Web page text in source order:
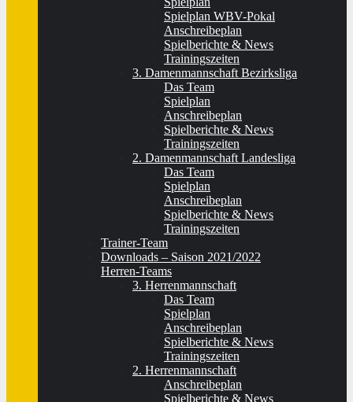
Spielplan WBV-Pokal
Anschreibeplan
Spielberichte & News
Trainingszeiten
3. Damenmannschaft Bezirksliga
Das Team
Spielplan
Anschreibeplan
Spielberichte & News
Trainingszeiten
2. Damenmannschaft Landesliga
Das Team
Spielplan
Anschreibeplan
Spielberichte & News
Trainingszeiten
Trainer-Team
Downloads – Saison 2021/2022
Herren-Teams
3. Herrenmannschaft
Das Team
Spielplan
Anschreibeplan
Spielberichte & News
Trainingszeiten
2. Herrenmannschaft
Anschreibeplan
Spielberichte & News